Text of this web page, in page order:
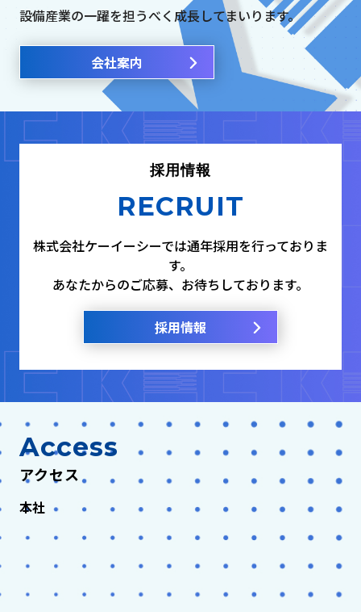
設備産業の一躍を担うべく成長してまいります。
会社案内
採用情報
RECRUIT
株式会社ケーイーシーでは通年採用を行っておりま
す。
あなたからのご応募、お待ちしております。
採用情報
Access
アクセス
本社